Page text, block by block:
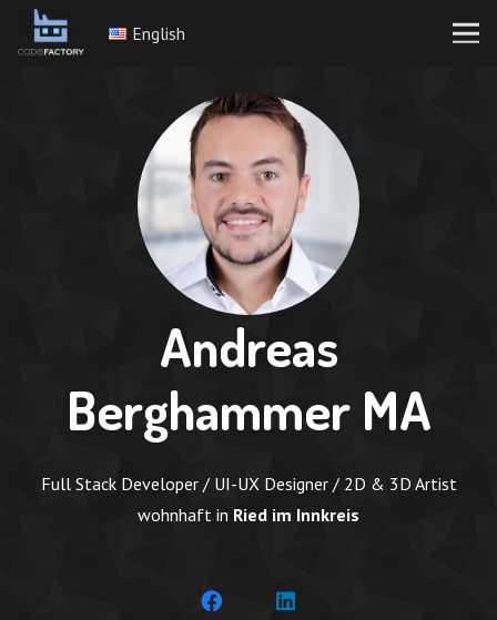
English
Andreas
Berghammer MA
Full Stack Developer / UI-UX Designer / 2D & 3D Artist
wohnhaft in Ried im Innkreis